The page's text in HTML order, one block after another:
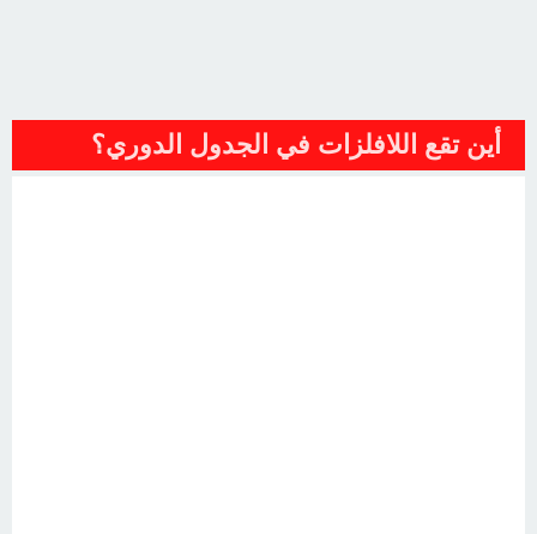
أين تقع اللافلزات في الجدول الدوري؟